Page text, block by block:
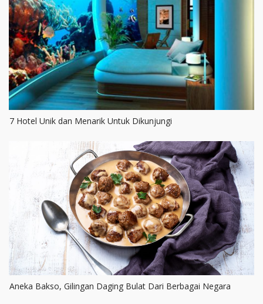
7 Hotel Unik dan Menarik Untuk Dikunjungi
Aneka Bakso, Gilingan Daging Bulat Dari Berbagai Negara